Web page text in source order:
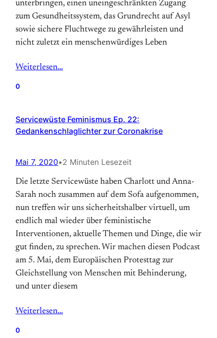
unterbringen, einen uneingeschränkten Zugang
zum Gesundheitssystem, das Grundrecht auf Asyl
sowie sichere Fluchtwege zu gewährleisten und
nicht zuletzt ein menschenwürdiges Leben
Weiterlesen…
0
Servicewüste Feminismus Ep. 22:
Gedankenschlaglichter zur Coronakrise
Mai 7, 2020•2 Minuten Lesezeit
Die letzte Servicewüste haben Charlott und Anna-
Sarah noch zusammen auf dem Sofa aufgenommen,
nun treffen wir uns sicherheitshalber virtuell, um
endlich mal wieder über feministische
Interventionen, aktuelle Themen und Dinge, die wir
gut finden, zu sprechen. Wir machen diesen Podcast
am 5. Mai, dem Europäischen Protesttag zur
Gleichstellung von Menschen mit Behinderung,
und unter diesem
Weiterlesen…
0